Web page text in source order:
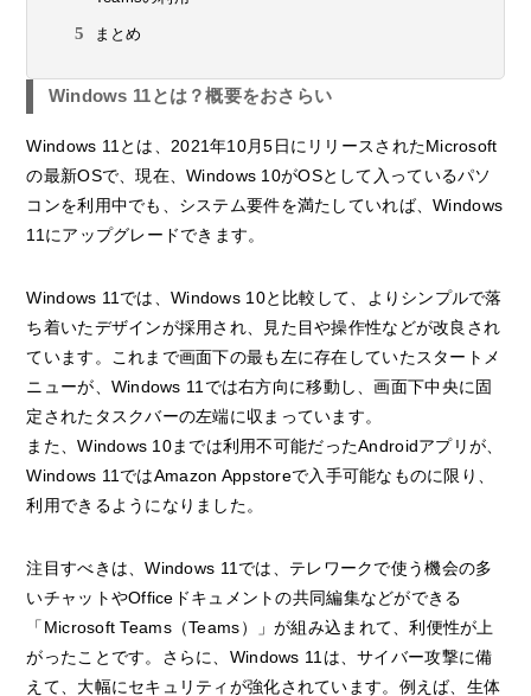
まとめ
Windows 11とは？概要をおさらい
Windows 11とは、2021年10月5日にリリースされたMicrosoft
の最新OSで、現在、Windows 10がOSとして入っているパソ
コンを利用中でも、システム要件を満たしていれば、Windows
11にアップグレードできます。
Windows 11では、Windows 10と比較して、よりシンプルで落
ち着いたデザインが採用され、見た目や操作性などが改良され
ています。これまで画面下の最も左に存在していたスタートメ
ニューが、Windows 11では右方向に移動し、画面下中央に固
定されたタスクバーの左端に収まっています。
また、Windows 10までは利用不可能だったAndroidアプリが、
Windows 11ではAmazon Appstoreで入手可能なものに限り、
利用できるようになりました。
注目すべきは、Windows 11では、テレワークで使う機会の多
いチャットやOfficeドキュメントの共同編集などができる
「Microsoft Teams（Teams）」が組み込まれて、利便性が上
がったことです。さらに、Windows 11は、サイバー攻撃に備
えて、大幅にセキュリティが強化されています。例えば、生体